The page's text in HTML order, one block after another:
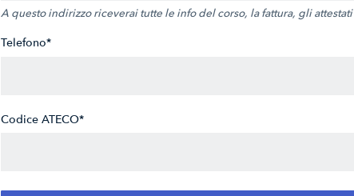
A questo indirizzo riceverai tutte le info del corso, la fattura, gli attestati
Telefono*
Codice ATECO*